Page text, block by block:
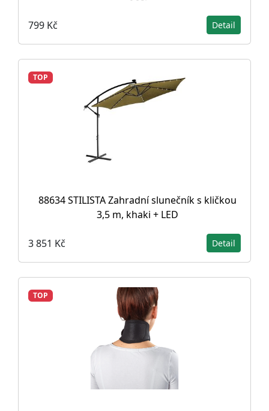
799 Kč Detail
TOP
88634 STILISTA Zahradní slunečník s kličkou
3,5 m, khaki + LED
3 851 Kč Detail
TOP